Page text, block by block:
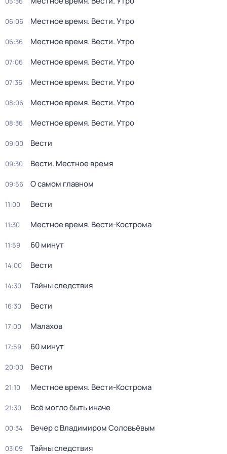
06:06 Местное время. Вести. Утро
06:36 Местное время. Вести. Утро
07:06 Местное время. Вести. Утро
07:36 Местное время. Вести. Утро
08:06 Местное время. Вести. Утро
08:36 Местное время. Вести. Утро
09:00 Вести
09:30 Вести. Местное время
09:56 О самом главном
11:00 Вести
11:30 Местное время. Вести-Кострома
11:59 60 минут
14:00 Вести
14:30 Тайны следствия
16:30 Вести
17:00 Малахов
17:59 60 минут
20:00 Вести
21:10 Местное время. Вести-Кострома
21:30 Всё могло быть иначе
00:34 Вечер с Владимиром Соловьёвым
03:09 Тайны следствия